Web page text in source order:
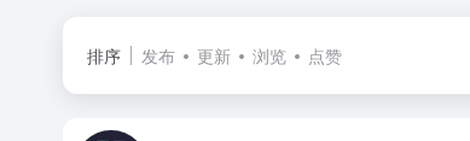
排序 发布 更新 浏览 点赞